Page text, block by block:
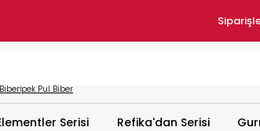
İpek Pul Biber
Serisi Refika'dan Serisi